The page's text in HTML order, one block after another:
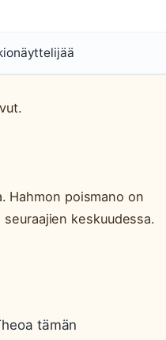
Hahmon poismano on
keskuudessa.
tämän